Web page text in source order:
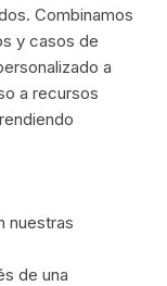
Combinamos
y casos de
a
a recursos
nuestras
de una